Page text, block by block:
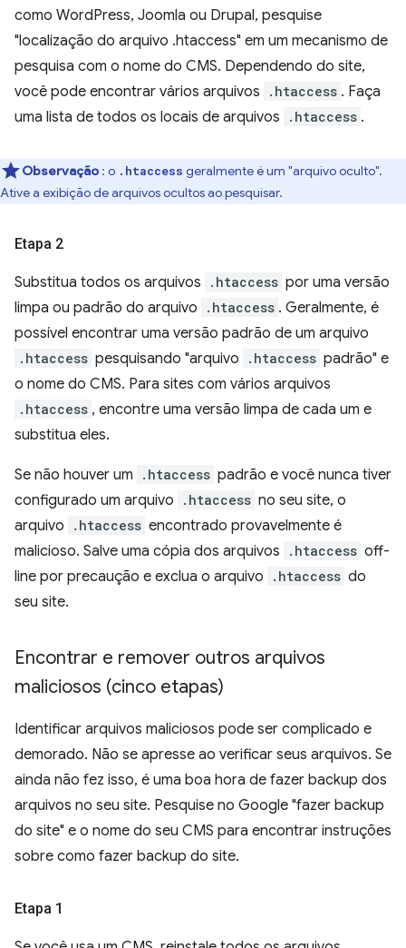
como WordPress, Joomla ou Drupal, pesquise
"localização do arquivo .htaccess" em um mecanismo de
pesquisa com o nome do CMS. Dependendo do site,
você pode encontrar vários arquivos
.htaccess . Faça
uma lista de todos os locais de arquivos
.htaccess .
Observação : o .htaccess geralmente é um "arquivo oculto".
Ative a exibição de arquivos ocultos ao pesquisar.
Etapa 2
Substitua todos os arquivos .htaccess por uma versão
limpa ou padrão do arquivo
.htaccess . Geralmente, é
possível encontrar uma versão padrão de um arquivo
.htaccess pesquisando "arquivo .htaccess padrão" e
o nome do CMS. Para sites com vários arquivos
.htaccess , encontre uma versão limpa de cada um e
substitua eles.
Se não houver um .htaccess padrão e você nunca tiver
configurado um arquivo
.htaccess no seu site, o
arquivo
.htaccess encontrado provavelmente é
malicioso. Salve uma cópia dos arquivos
.htaccess off-
line por precaução e exclua o arquivo
.htaccess do
seu site.
Encontrar e remover outros arquivos
maliciosos (cinco etapas)
Identificar arquivos maliciosos pode ser complicado e
demorado. Não se apresse ao verificar seus arquivos. Se
ainda não fez isso, é uma boa hora de fazer backup dos
arquivos no seu site. Pesquise no Google "fazer backup
do site" e o nome do seu CMS para encontrar instruções
sobre como fazer backup do site.
Etapa 1